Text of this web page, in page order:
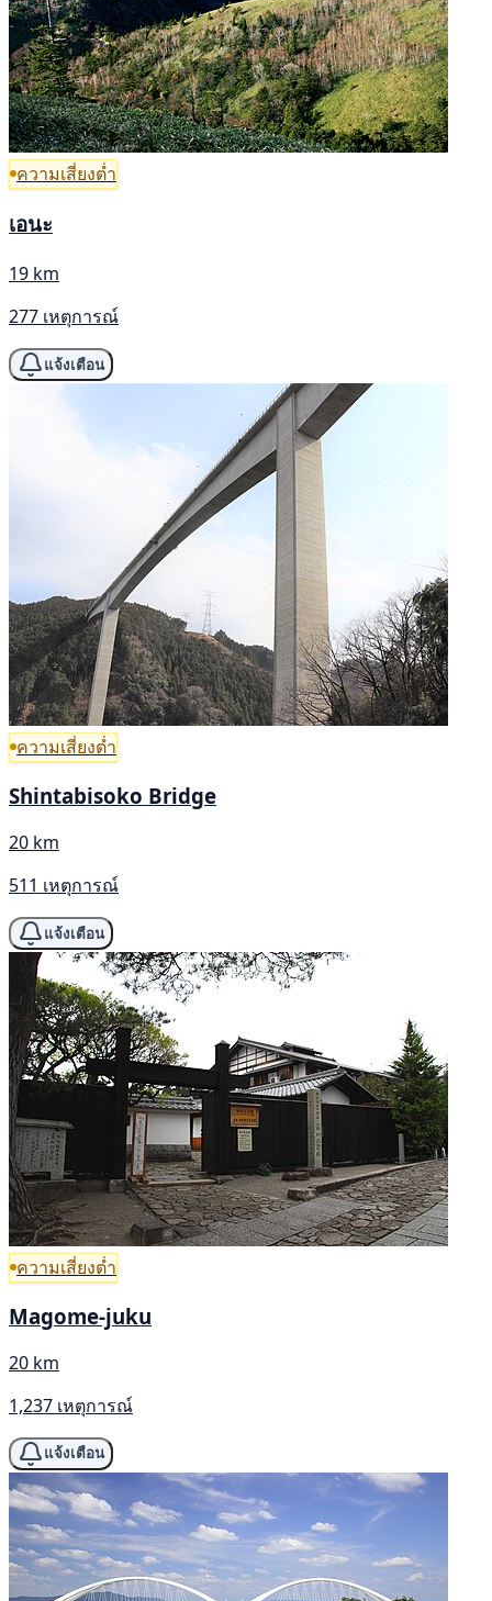
ความเสี่ยงต่ำ
เอนะ
19 km
277 เหตุการณ์
แจ้งเตือน
ความเสี่ยงต่ำ
Shintabisoko Bridge
20 km
511 เหตุการณ์
แจ้งเตือน
ความเสี่ยงต่ำ
Magome-juku
20 km
1,237 เหตุการณ์
แจ้งเตือน